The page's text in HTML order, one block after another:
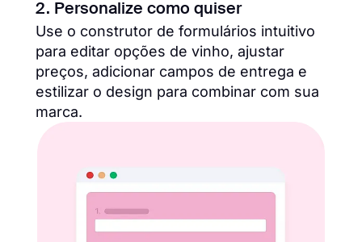
2. Personalize como quiser
Use o construtor de formulários intuitivo
para editar opções de vinho, ajustar
preços, adicionar campos de entrega e
estilizar o design para combinar com sua
marca.